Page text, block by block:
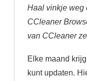
Haal vinkje
CCleaner
van CCleaner
Elke maand
kunt updaten.